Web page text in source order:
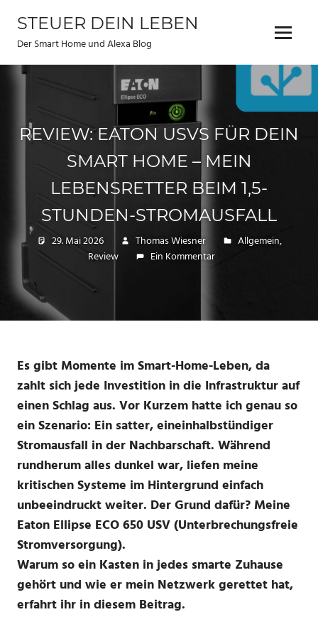
Inhalt
springen
STEUER DEIN LEBEN
Der Smart Home und Alexa Blog Menu
REVIEW: EATON USVS FÜR DEIN
SMART HOME – MEIN
LEBENSRETTER BEIM 1,5-
STUNDEN-STROMAUSFALL
29. Mai 2026 Thomas Wiesner Allgemein,
Review
Ein Kommentar
Es gibt Momente im Smart-Home-Leben, da
zahlt sich jede Investition in die Infrastruktur auf
einen Schlag aus. Vor Kurzem hatte ich genau so
ein Szenario: Ein satter, eineinhalbstündiger
Stromausfall in der Nachbarschaft. Während
rundherum alles dunkel war, liefen meine
kritischen Systeme im Hintergrund einfach
unbeeindruckt weiter. Der Grund dafür? Meine
Eaton Ellipse ECO 650 USV (Unterbrechungsfreie
Stromversorgung).
Warum so ein Kasten in jedes smarte Zuhause
gehört und wie er mein Netzwerk gerettet hat,
erfahrt ihr in diesem Beitrag.